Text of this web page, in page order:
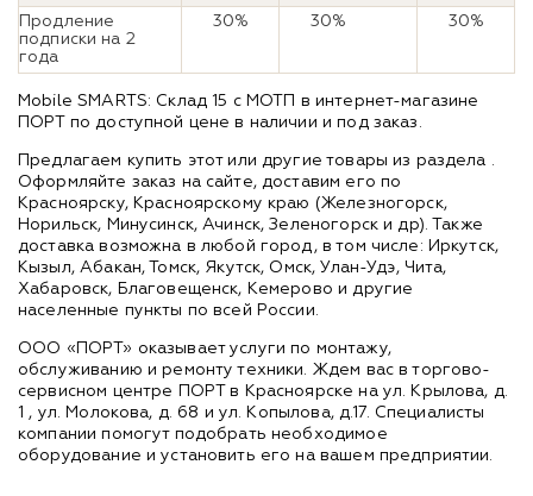
Продление
подписки на 2
года
30% 30% 30%
Mobile SMARTS: Склад 15 с МОТП в интернет-магазине
ПОРТ по доступной цене в наличии и под заказ.
Предлагаем купить этот или другие товары из раздела .
Оформляйте заказ на сайте, доставим его по
Красноярску, Красноярскому краю (Железногорск,
Норильск, Минусинск, Ачинск, Зеленогорск и др). Также
доставка возможна в любой город, в том числе: Иркутск,
Кызыл, Абакан, Томск, Якутск, Омск, Улан-Удэ, Чита,
Хабаровск, Благовещенск, Кемерово и другие
населенные пункты по всей России.
ООО «ПОРТ» оказывает услуги по монтажу,
обслуживанию и ремонту техники. Ждем вас в торгово-
сервисном центре ПОРТ в Красноярске на ул. Крылова, д.
1 , ул. Молокова, д. 68 и ул. Копылова, д.17. Специалисты
компании помогут подобрать необходимое
оборудование и установить его на вашем предприятии.